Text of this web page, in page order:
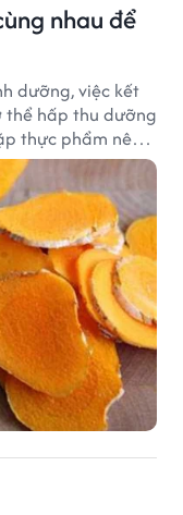
nhau để
dưỡng, việc kết
thể hấp thu dưỡng
thực phẩm nên